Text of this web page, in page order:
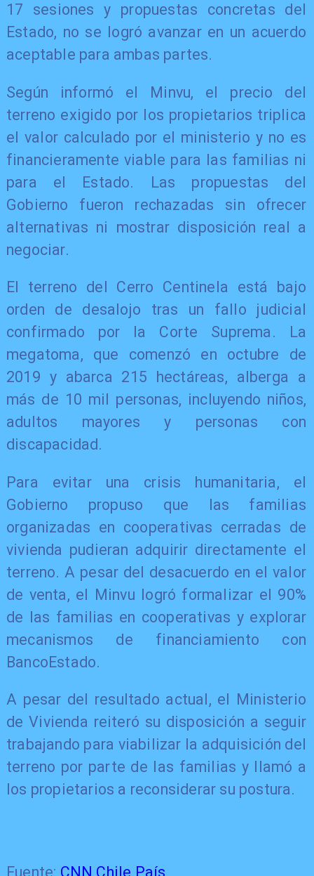
17 sesiones y propuestas concretas del
Estado, no se logró avanzar en un acuerdo
aceptable para ambas partes.
Según informó el Minvu, el precio del
terreno exigido por los propietarios triplica
el valor calculado por el ministerio y no es
financieramente viable para las familias ni
para el Estado. Las propuestas del
Gobierno fueron rechazadas sin ofrecer
alternativas ni mostrar disposición real a
negociar.
El terreno del Cerro Centinela está bajo
orden de desalojo tras un fallo judicial
confirmado por la Corte Suprema. La
megatoma, que comenzó en octubre de
2019 y abarca 215 hectáreas, alberga a
más de 10 mil personas, incluyendo niños,
adultos mayores y personas con
discapacidad.
Para evitar una crisis humanitaria, el
Gobierno propuso que las familias
organizadas en cooperativas cerradas de
vivienda pudieran adquirir directamente el
terreno. A pesar del desacuerdo en el valor
de venta, el Minvu logró formalizar el 90%
de las familias en cooperativas y explorar
mecanismos de financiamiento con
BancoEstado.
A pesar del resultado actual, el Ministerio
de Vivienda reiteró su disposición a seguir
trabajando para viabilizar la adquisición del
terreno por parte de las familias y llamó a
los propietarios a reconsiderar su postura.
Fuente: CNN Chile País